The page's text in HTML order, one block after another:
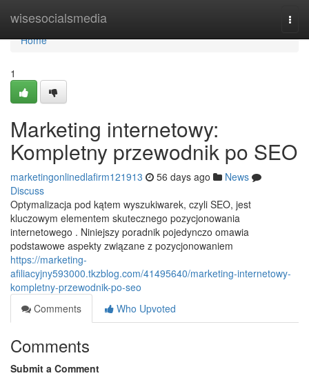
wisesocialsmedia
Home
Home
1
Marketing internetowy:
Kompletny przewodnik po SEO
marketingonlinedlafirm121913 56 days ago
News
Discuss
Optymalizacja pod kątem wyszukiwarek, czyli SEO, jest
kluczowym elementem skutecznego pozycjonowania
internetowego . Niniejszy poradnik pojedynczo omawia
podstawowe aspekty związane z pozycjonowaniem
https://marketing-
afiliacyjny593000.tkzblog.com/41495640/marketing-internetowy-
kompletny-przewodnik-po-seo
Comments
Who Upvoted
Comments
Submit a Comment